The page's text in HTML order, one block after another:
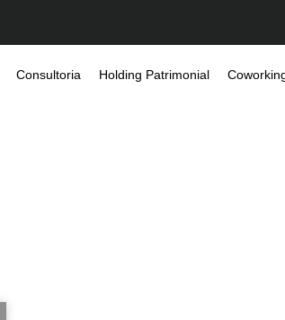
Consultoria Holding Patrimonial